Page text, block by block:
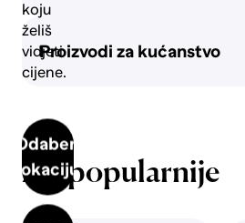
koju
želiš
vidjeti
cijene.
Odaberi
lokaciju
Proizvodi za kućanstvo
Najpopularnije